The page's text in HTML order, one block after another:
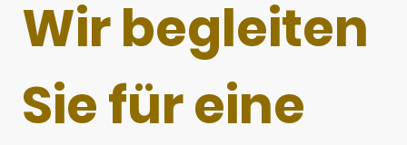
Wir begleiten
Sie für eine